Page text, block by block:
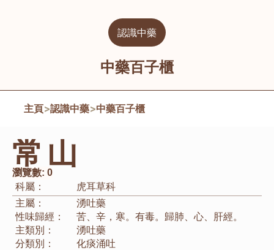
認識中藥
中藥百子櫃
主頁>認識中藥>中藥百子櫃
常山
瀏覽數: 0
科屬：
虎耳草科
主屬：
湧吐藥
性味歸經：
苦、辛，寒。有毒。歸肺、心、肝經。
主類別：
湧吐藥
分類別：
化痰涌吐